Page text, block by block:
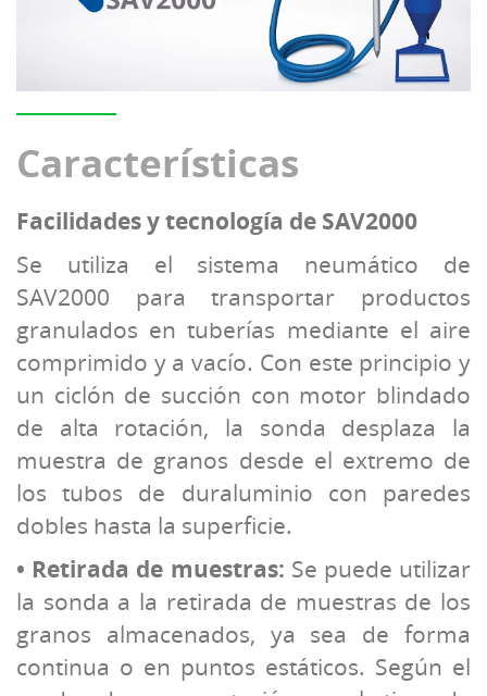
Características
Facilidades y tecnología de SAV2000
Se utiliza el sistema neumático de
SAV2000 para transportar productos
granulados en tuberías mediante el aire
comprimido y a vacío. Con este principio y
un ciclón de succión con motor blindado
de alta rotación, la sonda desplaza la
muestra de granos desde el extremo de
los tubos de duraluminio con paredes
dobles hasta la superficie.
• Retirada de muestras: Se puede utilizar
la sonda a la retirada de muestras de los
granos almacenados, ya sea de forma
continua o en puntos estáticos. Según el